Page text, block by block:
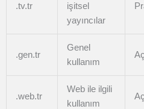
.tv.tr
işitsel
yayıncılar
.gen.tr
Genel
kullanım
.web.tr
Web ile ilgili
kullanım